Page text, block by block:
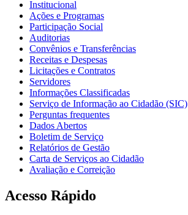
Institucional
Ações e Programas
Participação Social
Auditorias
Convênios e Transferências
Receitas e Despesas
Licitações e Contratos
Servidores
Informações Classificadas
Serviço de Informação ao Cidadão (SIC)
Perguntas frequentes
Dados Abertos
Boletim de Serviço
Relatórios de Gestão
Carta de Serviços ao Cidadão
Avaliação e Correição
Acesso Rápido